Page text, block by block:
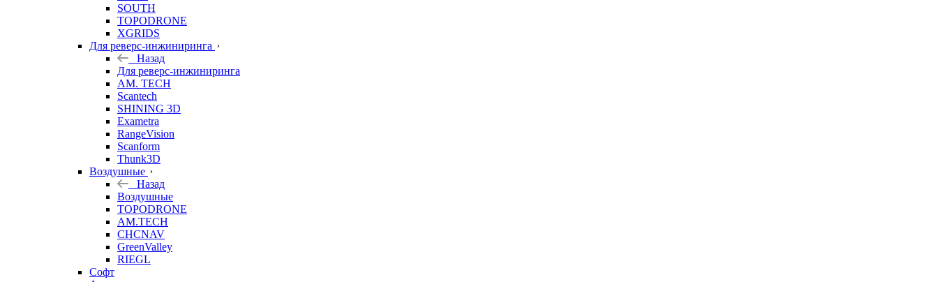
SOUTH
TOPODRONE
XGRIDS
Для реверс-инжиниринга
Назад
Для реверс-инжиниринга
AM. TECH
Scantech
SHINING 3D
Exametra
RangeVision
Scanform
Thunk3D
Воздушные
Назад
Воздушные
TOPODRONE
AM.TECH
CHCNAV
GreenValley
RIEGL
Софт